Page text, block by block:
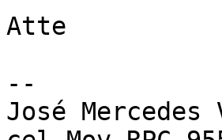
Atte
--
José Mercedes